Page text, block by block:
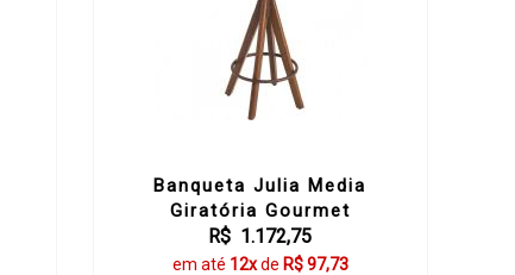
Banqueta Julia Media
Giratória Gourmet
R$ 1.172,75
em até 12xde R$ 97,73